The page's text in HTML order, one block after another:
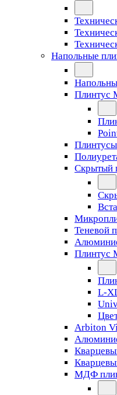
Напольные
Скрытый
Теневой
Плинтус
L-
Arbiton
МДФ